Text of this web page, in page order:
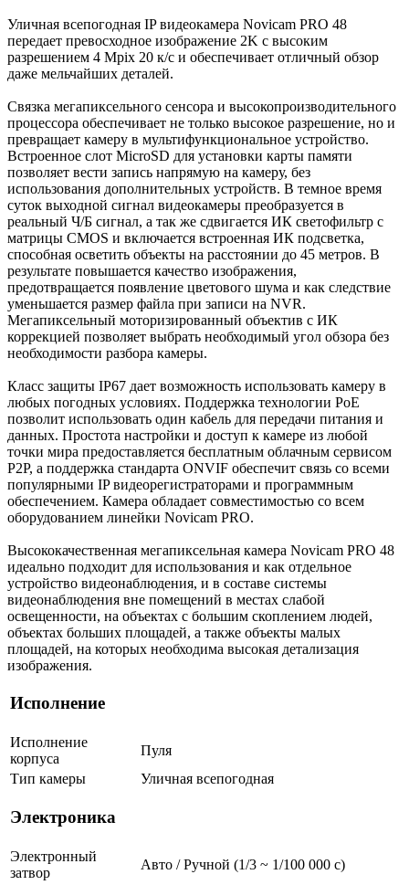
Уличная всепогодная IP видеокамера Novicam PRO 48
передает превосходное изображение 2K с высоким
разрешением 4 Mрix 20 к/с и обеспечивает отличный обзор
даже мельчайших деталей.
Связка мегапиксельного сенсора и высокопроизводительного
процессора обеспечивает не только высокое разрешение, но и
превращает камеру в мультифункциональное устройство.
Встроенное слот MicroSD для установки карты памяти
позволяет вести запись напрямую на камеру, без
использования дополнительных устройств. В темное время
суток выходной сигнал видеокамеры преобразуется в
реальный Ч/Б сигнал, а так же сдвигается ИК светофильтр с
матрицы CMOS и включается встроенная ИК подсветка,
способная осветить объекты на расстоянии до 45 метров. В
результате повышается качество изображения,
предотвращается появление цветового шума и как следствие
уменьшается размер файла при записи на NVR.
Мегапиксельный моторизированный объектив с ИК
коррекцией позволяет выбрать необходимый угол обзора без
необходимости разбора камеры.
Класс защиты IP67 дает возможность использовать камеру в
любых погодных условиях. Поддержка технологии РоЕ
позволит использовать один кабель для передачи питания и
данных. Простота настройки и доступ к камере из любой
точки мира предоставляется бесплатным облачным сервисом
P2P, а поддержка стандарта ONVIF обеспечит связь со всеми
популярными IP видеорегистраторами и программным
обеспечением. Камера обладает совместимостью со всем
оборудованием линейки Novicam PRO.
Высококачественная мегапиксельная камера Novicam PRO 48
идеально подходит для использования и как отдельное
устройство видеонаблюдения, и в составе системы
видеонаблюдения вне помещений в местах слабой
освещенности, на объектах с большим скоплением людей,
объектах больших площадей, а также объекты малых
площадей, на которых необходима высокая детализация
изображения.
Исполнение
Исполнение
корпуса
Пуля
Тип камеры
Уличная всепогодная
Электроника
Электронный
затвор
Авто / Ручной (1/3 ~ 1/100 000 с)